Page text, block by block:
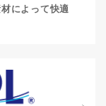
によって快適